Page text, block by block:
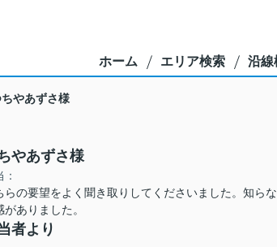
ホーム エリア検索 沿線
やあずさ様
やあずさ様
らの要望をよく聞き取りしてくださいました。知ら
がありました。
者より